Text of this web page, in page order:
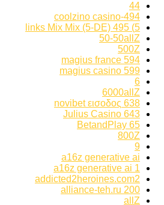
44
494-coolzino casino
5) 495 links Mix Mix (5-DE)
50-50allZ
500Z
594 magius france
599 magius casino
6
6000allZ
638 novibet εισοδος
643 Julius Casino
65 BetandPlay
800Z
9
a16z generative ai
a16z generative ai 1
addicted2heroines.com2
alliance-teh.ru 200
allZ